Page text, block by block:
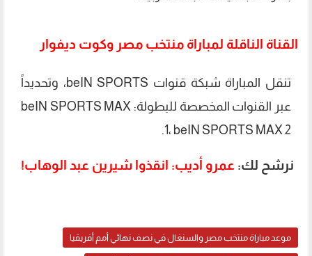
القناة الناقلة لمباراة منتخب مصر وكوت ديفوار
تنقل المباراة شبكة قنوات beIN SPORTS، وتحديداً
عبر القنوات المخصصة للبطولة: beIN SPORTS MAX
1، beIN SPORTS MAX 2.
نرشح لك: عمرو أديب: انقذوا شيرين عبد الوهاب!
موعد مباراة منتخب مصر والسنغال في نصف نهائي أمم أفريقيا